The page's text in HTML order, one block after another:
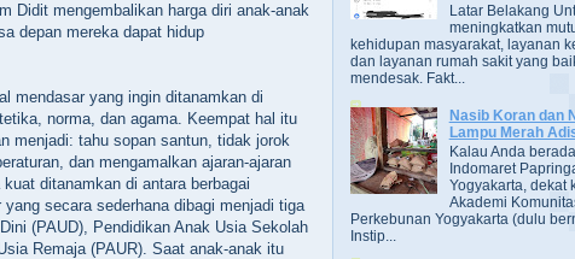
Didit mengembalikan harga diri anak-anak
depan mereka dapat hidup
mendasar yang ingin ditanamkan di
norma, dan agama. Keempat hal itu
menjadi: tahu sopan santun, tidak jorok
dan mengamalkan ajaran-ajaran
ditanamkan di antara berbagai
secara sederhana dibagi menjadi tiga
(PAUD), Pendidikan Anak Usia Sekolah
Remaja (PAUR). Saat anak-anak itu
Latar Belakang
meningkatkan
kehidupan masyarakat, layanan
dan layanan rumah sakit yang
mendesak. Fakt...
Nasib Koran dan
Lampu Merah
Kalau Anda
Indomaret
Yogyakarta, dekat
Akademi
Perkebunan Yogyakarta (dulu
Instip...